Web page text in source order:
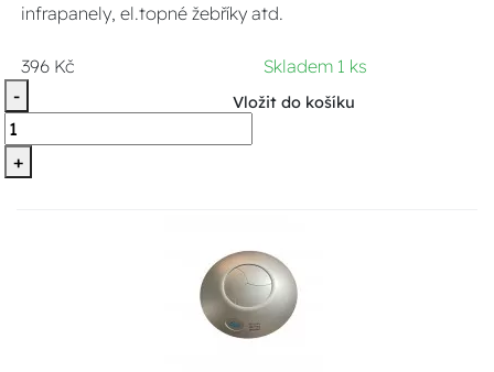
infrapanely, el.topné žebříky atd.
396 Kč
Skladem 1 ks
-
+
Vložit do košíku